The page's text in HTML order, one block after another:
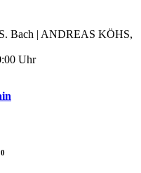
Bach | ANDREAS KÖHS,
Uhr